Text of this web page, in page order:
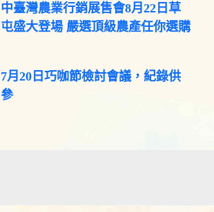
中臺灣農業行銷展售會8月22日草
屯盛大登場 嚴選頂級農產任你選購
7月20日巧咖節檢討會議，紀錄供
參